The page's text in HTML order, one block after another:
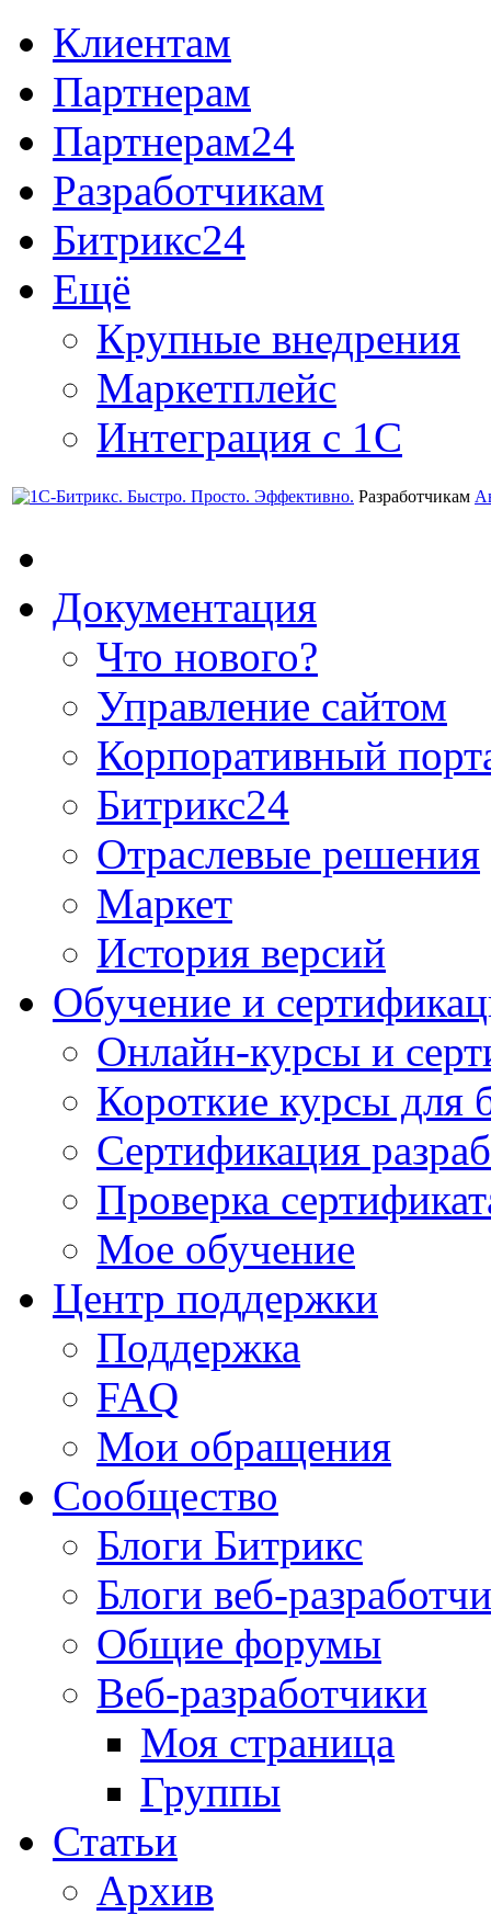
Клиентам
Партнерам
Партнерам24
Разработчикам
Битрикс24
Ещё
Крупные внедрения
Маркетплейс
Интеграция с 1С
Разработчикам
Документация
Что нового?
Управление сайтом
Корпоративный
Битрикс24
Отраслевые решения
Маркет
История версий
Обучение и
Онлайн-курсы и
Короткие курсы для
Сертификация
Проверка
Мое обучение
Центр поддержки
Поддержка
FAQ
Мои обращения
Сообщество
Блоги Битрикс
Блоги веб-
Общие форумы
Веб-разработчики
Моя страница
Группы
Статьи
Архив